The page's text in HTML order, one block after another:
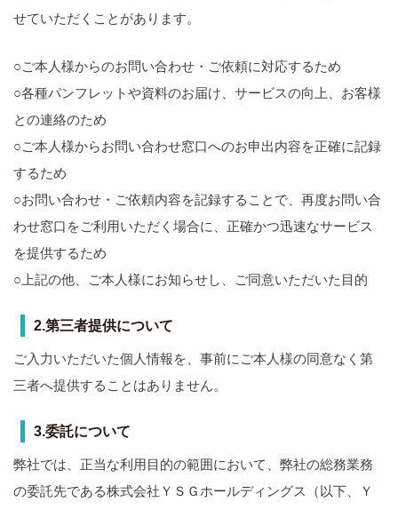
せていただくことがあります。
○ご本人様からのお問い合わせ・ご依頼に対応するため
○各種パンフレットや資料のお届け、サービスの向上、お客様
との連絡のため
○ご本人様からお問い合わせ窓口へのお申出内容を正確に記録
するため
○お問い合わせ・ご依頼内容を記録することで、再度お問い合
わせ窓口をご利用いただく場合に、正確かつ迅速なサービス
を提供するため
○上記の他、ご本人様にお知らせし、ご同意いただいた目的
2.第三者提供について
ご入力いただいた個人情報を、事前にご本人様の同意なく第
三者へ提供することはありません。
3.委託について
弊社では、正当な利用目的の範囲において、弊社の総務業務
の委託先である株式会社ＹＳＧホールディングス（以下、Ｙ